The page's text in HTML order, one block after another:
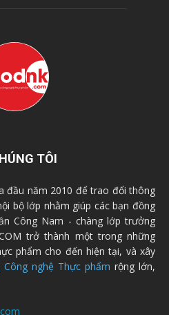
TÔI
đầu năm 2010 để trao đổi thông
bộ lớp nhằm giúp các bạn đồng
Công Nam - chàng lớp trưởng
trở thành một trong những
phẩm cho đến hiện tại, và xây
Công nghệ Thực phẩm rộng lớn,